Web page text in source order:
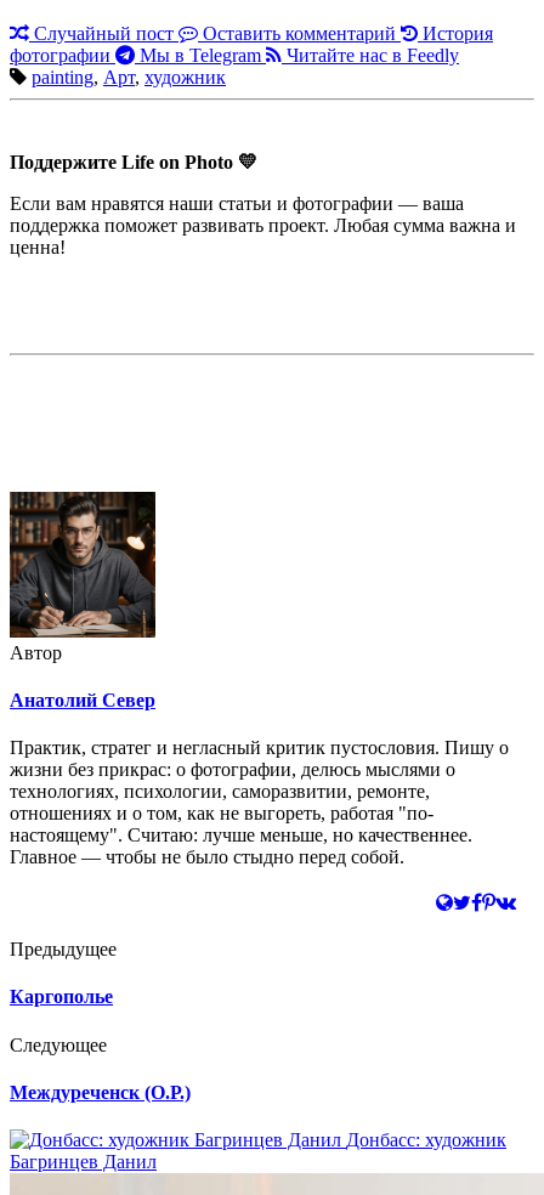
Случайный пост Оставить комментарий
История
фотографии
Мы в Telegram
Читайте нас в Feedly
painting, Арт, художник
Поддержите Life on Photo 💛
Если вам нравятся наши статьи и фотографии — ваша
поддержка поможет развивать проект. Любая сумма важна и
ценна!
Автор
Анатолий Север
Практик, стратег и негласный критик пустословия. Пишу о
жизни без прикрас: о фотографии, делюсь мыслями о
технологиях, психологии, саморазвитии, ремонте,
отношениях и о том, как не выгореть, работая "по-
настоящему". Считаю: лучше меньше, но качественнее.
Главное — чтобы не было стыдно перед собой.
Предыдущее
Каргополье
Следующее
Междуреченск (О.Р.)
Донбасс: художник
Багринцев Данил